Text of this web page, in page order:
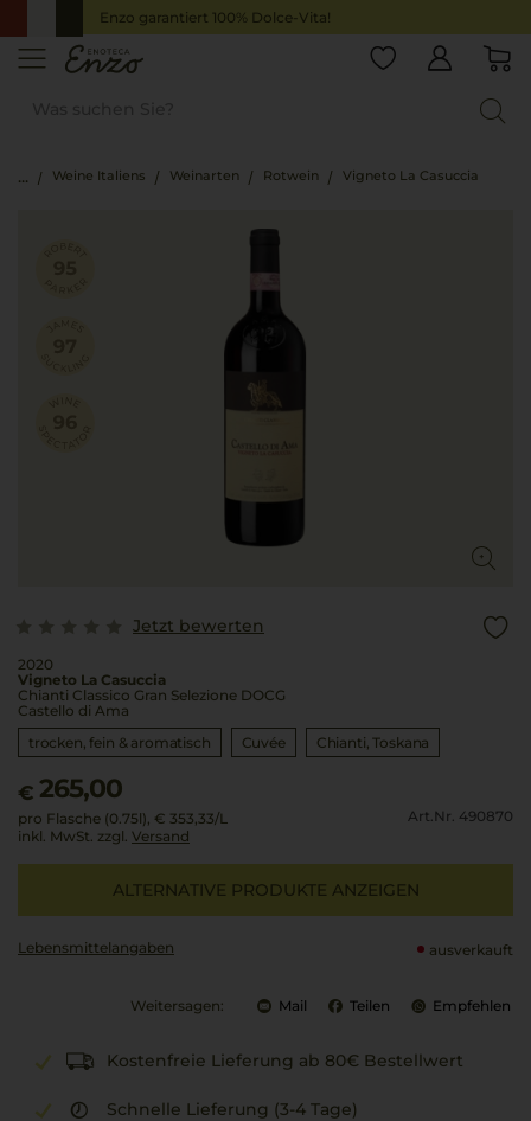
Enzo garantiert 100% Dolce-Vita!
Weine Italiens Weinarten Rotwein Vigneto La Casuccia
Jetzt bewerten
2020
Vigneto La Casuccia
Chianti Classico Gran Selezione DOCG
Castello di Ama
trocken, fein & aromatisch
Cuvée Chianti Toskana
€ 265,00
pro Flasche (0.75l), € 353,33/L
inkl. MwSt. zzgl. Versand
Art.Nr. 490870
ALTERNATIVE PRODUKTE ANZEIGEN
Lebensmittel­angaben ausverkauft
Weitersagen: Mail Teilen Empfehlen
Kostenfreie Lieferung ab 80€ Bestellwert
Schnelle Lieferung (3-4 Tage)